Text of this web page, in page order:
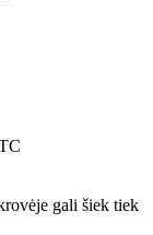
gali šiek tiek